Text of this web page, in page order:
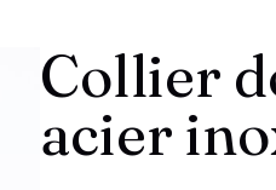
Collier
acier